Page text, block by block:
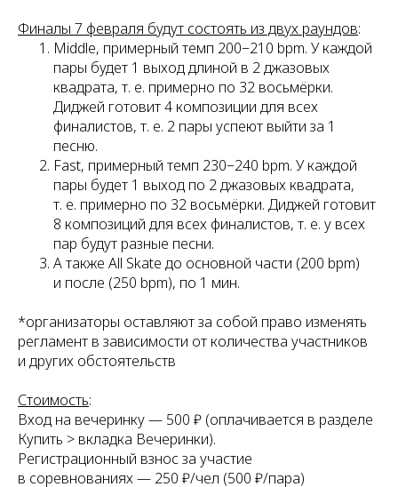
Финалы 7 февраля будут состоять из двух раундов:
Middle, примерный темп 200−210 bpm. У каждой
пары будет 1 выход длиной в 2 джазовых
квадрата, т. е. примерно по 32 восьмёрки.
Диджей готовит 4 композиции для всех
финалистов, т. е. 2 пары успеют выйти за 1
песню.
Fast, примерный темп 230−240 bpm. У каждой
пары будет 1 выход по 2 джазовых квадрата,
т. е. примерно по 32 восьмёрки. Диджей готовит
8 композиций для всех финалистов, т. е. у всех
пар будут разные песни.
А также All Skate до основной части (200 bpm)
и после (250 bpm), по 1 мин.
*организаторы оставляют за собой право изменять
регламент в зависимости от количества участников
и других обстоятельств
Стоимость:
Вход на вечеринку — 500 ₽ (оплачивается в разделе
Купить > вкладка Вечеринки).
Регистрационный взнос за участие
в соревнованиях — 250 ₽/чел (500 ₽/пара)